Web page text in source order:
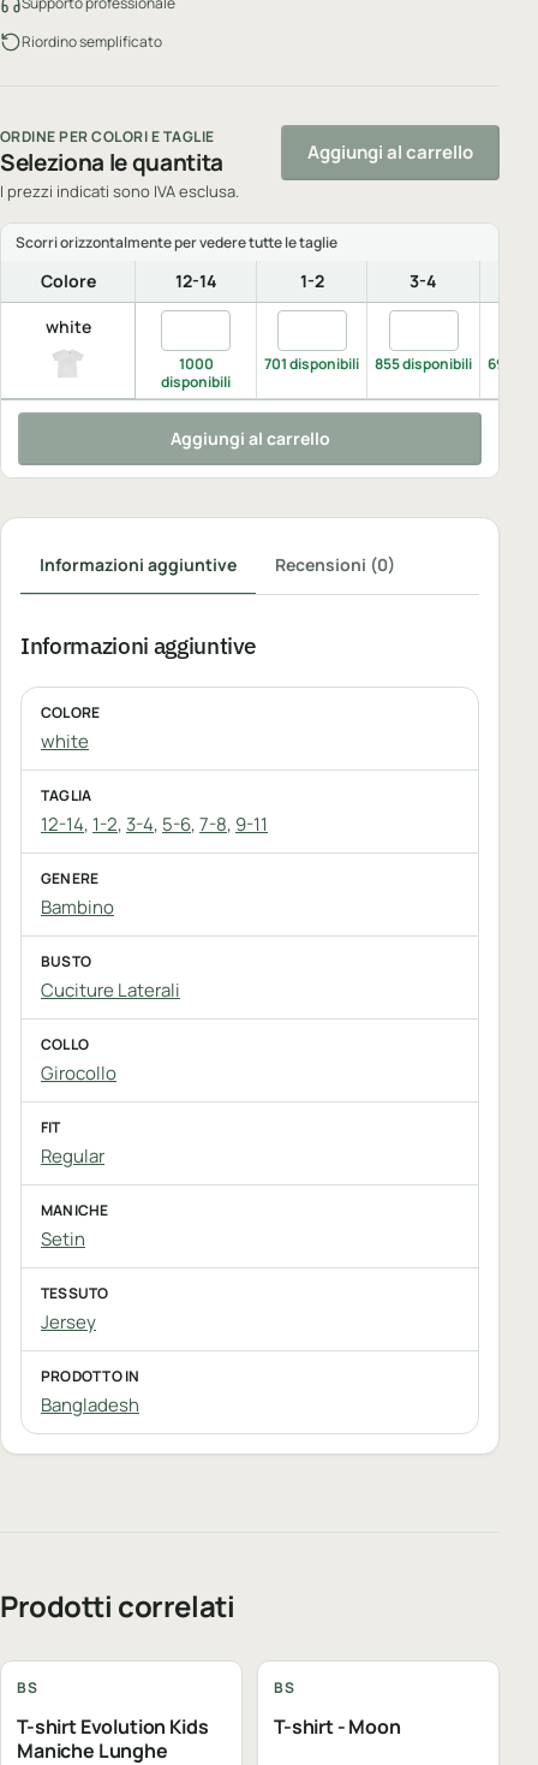
Riordino semplificato
ORDINE PER COLORI E TAGLIE
Seleziona le quantita
I prezzi indicati sono IVA esclusa.
Aggiungi al carrello
Colore 12-14 1-2 3-4
white
1000
disponibili
701 disponibili 855 disponibili 694
Aggiungi al carrello
Informazioni aggiuntive Recensioni (0)
Informazioni aggiuntive
COLORE
white
TAGLIA
12-14, 1-2, 3-4, 5-6,7-8, 9-11
GENERE
Bambino
BUSTO
Cuciture Laterali
COLLO
Girocollo
FIT
Regular
MANICHE
Setin
TESSUTO
Jersey
PRODOTTO IN
Bangladesh
Prodotti correlati
BS
T-shirt Evolution Kids
Maniche Lunghe
BS
T-shirt - Moon